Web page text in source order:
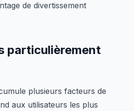
de divertissement
particulièrement
plusieurs facteurs de
aux utilisateurs les plus